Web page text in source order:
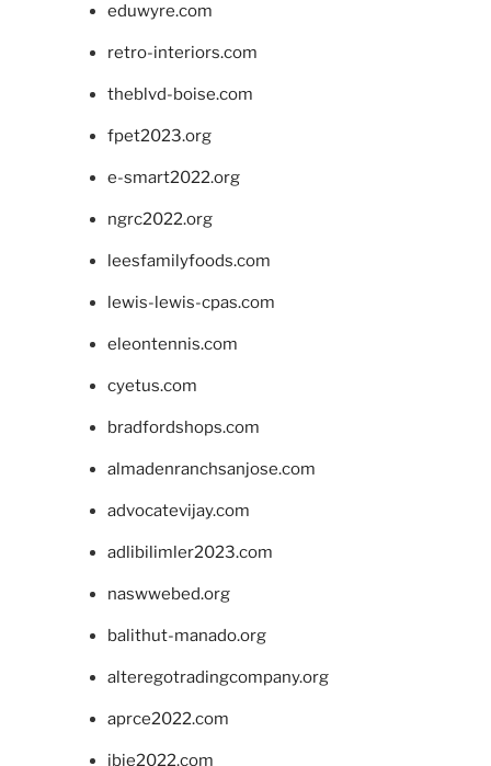
eduwyre.com
retro-interiors.com
theblvd-boise.com
fpet2023.org
e-smart2022.org
ngrc2022.org
leesfamilyfoods.com
lewis-lewis-cpas.com
eleontennis.com
cyetus.com
bradfordshops.com
almadenranchsanjose.com
advocatevijay.com
adlibilimler2023.com
naswwebed.org
balithut-manado.org
alteregotradingcompany.org
aprce2022.com
ibie2022.com